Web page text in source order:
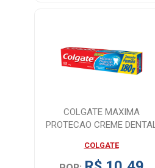
COLGATE MAXIMA
PROTECAO CREME DENTAL
COLGATE